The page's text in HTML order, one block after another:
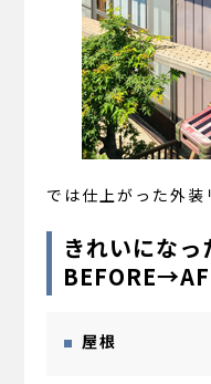
では仕上がった外装
きれいになっ
屋根